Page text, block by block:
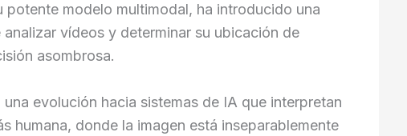
potente modelo multimodal, ha introducido una
vídeos y determinar su ubicación de
asombrosa.
una evolución hacia sistemas de IA que interpretan
humana, donde la imagen está inseparablemente